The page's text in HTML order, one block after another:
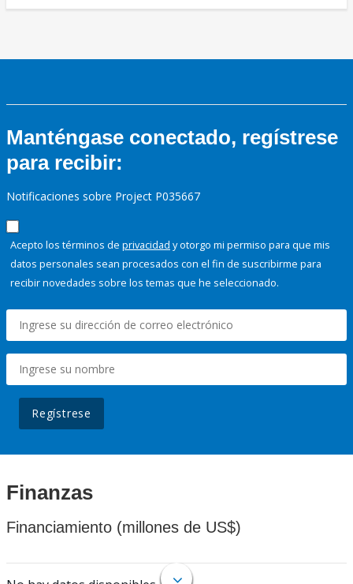
Manténgase conectado, regístrese
para recibir:
Notificaciones sobre Project P035667
Acepto los términos de privacidad y otorgo mi permiso para que mis
datos personales sean procesados con el fin de suscribirme para
recibir novedades sobre los temas que he seleccionado.
Regístrese
Finanzas
Financiamiento (millones de US$)